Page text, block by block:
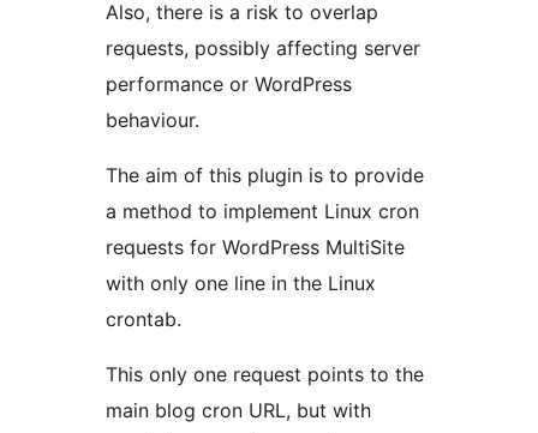
Also, there is a risk to overlap
requests, possibly affecting server
performance or WordPress
behaviour.
The aim of this plugin is to provide
a method to implement Linux cron
requests for WordPress MultiSite
with only one line in the Linux
crontab.
This only one request points to the
main blog cron URL, but with